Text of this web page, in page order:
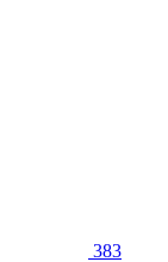
383